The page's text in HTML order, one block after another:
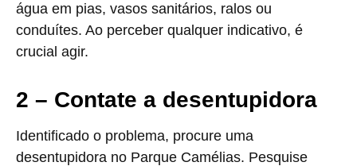
água em pias, vasos sanitários, ralos ou
conduítes. Ao perceber qualquer indicativo, é
crucial agir.
2 – Contate a desentupidora
Identificado o problema, procure uma
desentupidora no Parque Camélias. Pesquise